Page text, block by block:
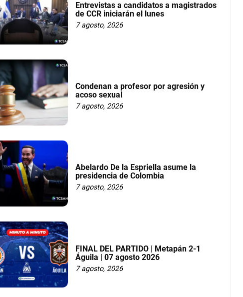
Entrevistas a candidatos a magistrados
de CCR iniciarán el lunes
7 agosto, 2026
Condenan a profesor por agresión y
acoso sexual
7 agosto, 2026
Abelardo De la Espriella asume la
presidencia de Colombia
7 agosto, 2026
FINAL DEL PARTIDO | Metapán 2-1
Águila | 07 agosto 2026
7 agosto, 2026